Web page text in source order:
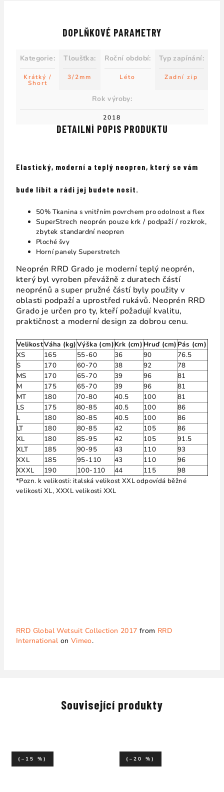
DETAILNÍ POPIS PRODUKTU
Elastický, moderní a teplý neopren, který se vám
bude líbít a rádi jej budete nosit.
50% Tkanina s vnitřním povrchem pro odolnost a flex
SuperStrech neoprén pouze krk / podpaží / rozkrok,
zbytek standardní neopren
Ploché švy
Horní panely Superstretch
Neoprén RRD Grado je moderní teplý neoprén,
který byl vyroben převážně z duratech částí
neoprénů a super pružné částí byly použity v
oblasti podpaží a uprostřed rukávů. Neoprén RRD
Grado je určen pro ty, kteří požadují kvalitu,
praktičnost a moderní design za dobrou cenu.
VelikostVáha (kg)Výška (cm)Krk (cm) Hruď (cm) Pás (cm)
XS
165 55-60 36 90
76.5
S
170 60-70 38 92
78
MS
170 65-70 39 96
81
M
175 65-70 39 96
81
MT
180 70-80 40.5 100
81
LS
175 80-85 40.5 100
86
L
180 80-85 40.5 100
86
LT
180 80-85 42 105
86
XL
180 85-95 42 105
91.5
XLT
185 90-95 43 110
93
XXL
185 95-110 43 110
96
XXXL
190 100-110 44 115
98
*Pozn. k velikosti: italská velikost XXL odpovídá běžné
velikosti XL, XXXL velikosti XXL
RRD Global Wetsuit Collection 2017 from RRD
International on Vimeo.
DOPLŇKOVÉ PARAMETRY
Kategorie:
Krátký /
Short
Tloušťka:
3/2mm
Roční období:
Léto
Typ zapínání:
Zadní zip
Rok výroby:
2018
Související produkty
(–15 %) (–20 %)